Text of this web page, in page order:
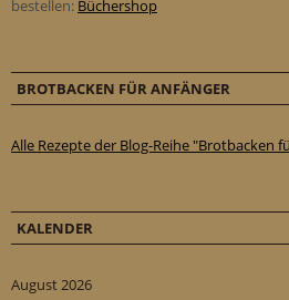
bestellen: Büchershop
BROTBACKEN FÜR ANFÄNGER
Alle Rezepte der Blog-Reihe "Brotbacken
KALENDER
August 2026